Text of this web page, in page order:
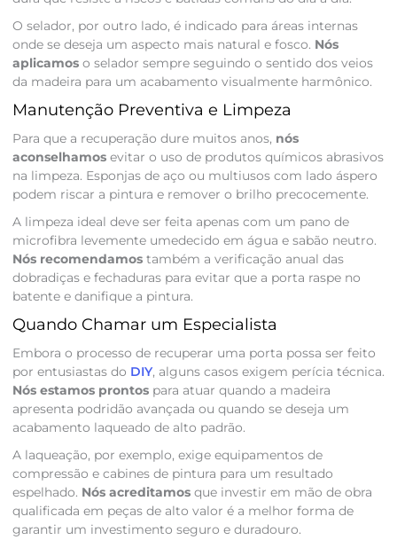
O selador, por outro lado, é indicado para áreas internas
onde se deseja um aspecto mais natural e fosco. Nós
aplicamoso selador sempre seguindo o sentido dos veios
da madeira para um acabamento visualmente harmônico.
Manutenção Preventiva e Limpeza
Para que a recuperação dure muitos anos, nós
aconselhamosevitar o uso de produtos químicos abrasivos
na limpeza. Esponjas de aço ou multiusos com lado áspero
podem riscar a pintura e remover o brilho precocemente.
A limpeza ideal deve ser feita apenas com um pano de
microfibra levemente umedecido em água e sabão neutro.
Nós recomendamostambém a verificação anual das
dobradiças e fechaduras para evitar que a porta raspe no
batente e danifique a pintura.
Quando Chamar um Especialista
Embora o processo de recuperar uma porta possa ser feito
por entusiastas do DIY, alguns casos exigem perícia técnica.
Nós estamos prontospara atuar quando a madeira
apresenta podridão avançada ou quando se deseja um
acabamento laqueado de alto padrão.
A laqueação, por exemplo, exige equipamentos de
compressão e cabines de pintura para um resultado
espelhado. Nós acreditamosque investir em mão de obra
qualificada em peças de alto valor é a melhor forma de
garantir um investimento seguro e duradouro.